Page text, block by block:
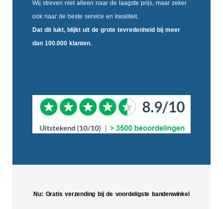
Wij streven niet alleen naar de laagste prijs, maar zeker
ook naar de beste service en kwaliteit.
Dat dit lukt, blijkt uit de grote tevredenheid bij meer
dan 100.000 klanten.
Nu: Gratis verzending bij de voordeligste bandenwinkel